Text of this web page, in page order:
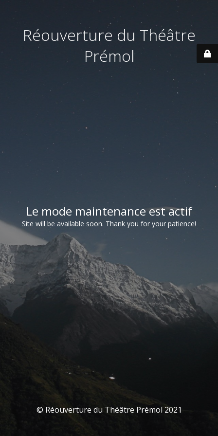
Réouverture du Théâtre
Prémol
Le mode maintenance est actif
Site will be available soon. Thank you for your patience!
© Réouverture du Théâtre Prémol 2021